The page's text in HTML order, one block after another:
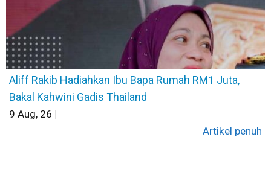
Aliff Rakib Hadiahkan Ibu Bapa Rumah RM1 Juta,
Bakal Kahwini Gadis Thailand
9 Aug, 26 |
Artikel penuh